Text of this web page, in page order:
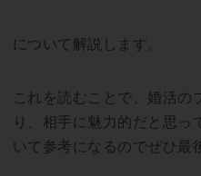
について解説します。
これを読むことで、婚活の
り、相手に魅力的だと思っ
いて参考になるのでぜひ最